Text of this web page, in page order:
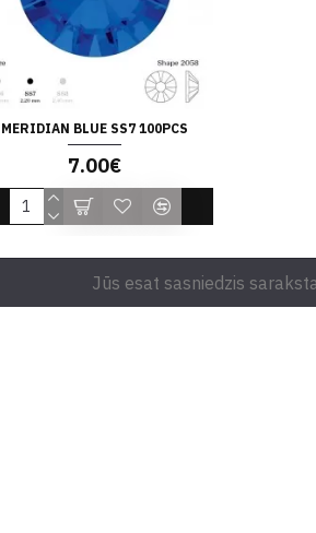
MERIDIAN BLUE SS7 100PCS
7.00€
Jūs esat sasniedzis